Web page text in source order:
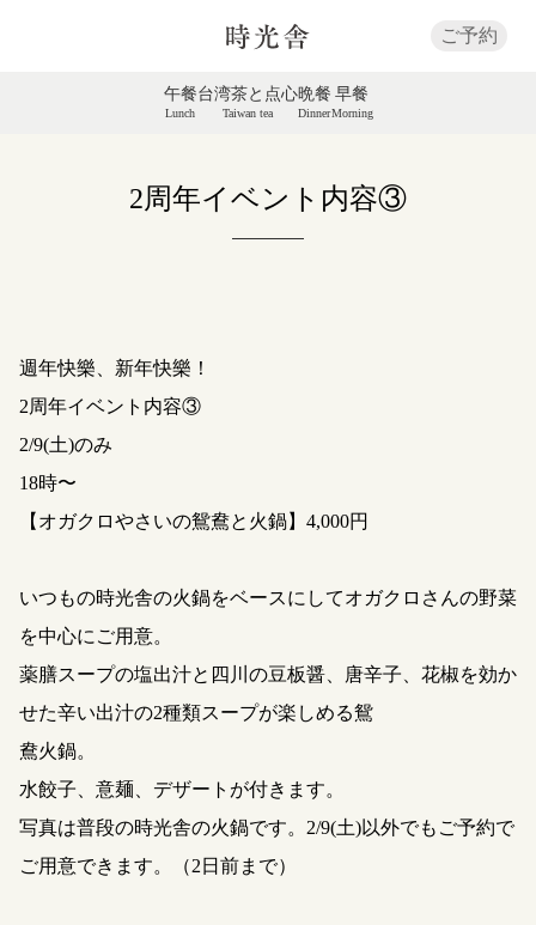
ご予約
午餐
Lunch
台湾茶と点心
Taiwan tea
晩餐
Dinner
早餐
Morning
2周年イベント内容③
週年快樂、新年快樂！
2周年イベント内容③
2/9(土)のみ
18時〜
【オガクロやさいの鴛鴦と火鍋】4,000円
いつもの時光舎の火鍋をベースにしてオガクロさんの野菜
を中心にご用意。
薬膳スープの塩出汁と四川の豆板醤、唐辛子、花椒を効か
せた辛い出汁の2種類スープが楽しめる鴛
鴦火鍋。
水餃子、意麺、デザートが付きます。
写真は普段の時光舎の火鍋です。2/9(土)以外でもご予約で
ご用意できます。（2日前まで）